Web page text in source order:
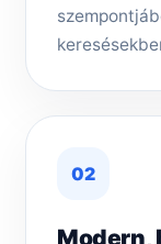
02
Modern,